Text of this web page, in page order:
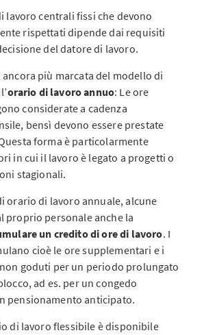
lavoro centrali fissi che devono
rispettati dipende dai requisiti
del datore di lavoro.
più marcata del modello di
orario di lavoro annuo: Le ore
considerate a cadenza
bensì devono essere prestate
forma è particolarmente
in cui il lavoro è legato a progetti o
stagionali.
orario di lavoro annuale, alcune
proprio personale anche la
un credito di ore di lavoro. I
cioè le ore supplementari e i
goduti per un periodo prolungato
ad es. per un congedo
pensionamento anticipato.
di lavoro flessibile è disponibile